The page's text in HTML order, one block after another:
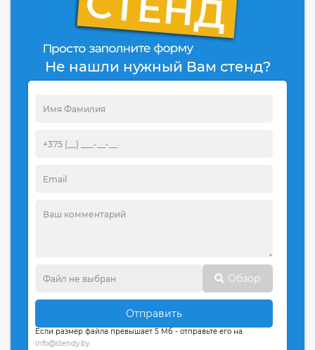
Не нашли нужный Вам стенд?
Обзор
Отправить
Если размер файла превышает 5 Мб - отправьте его на
info@stendy.by